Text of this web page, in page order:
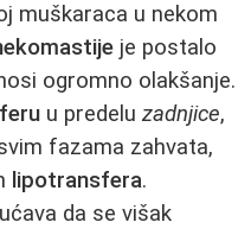
muškaraca u nekom
je postalo
ogromno olakšanje.
u predelu zadnjice,
fazama zahvata,
lipotransfera.
da se višak